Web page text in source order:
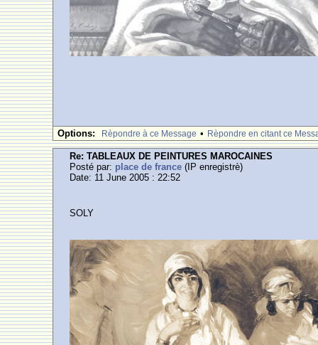
Options: Rèpondre à ce Message • Rèpondre en citant ce
Re: TABLEAUX DE PEINTURES MAROCAINES
Posté par: place de france (IP enregistrè)
Date: 11 June 2005 : 22:52
SOLY